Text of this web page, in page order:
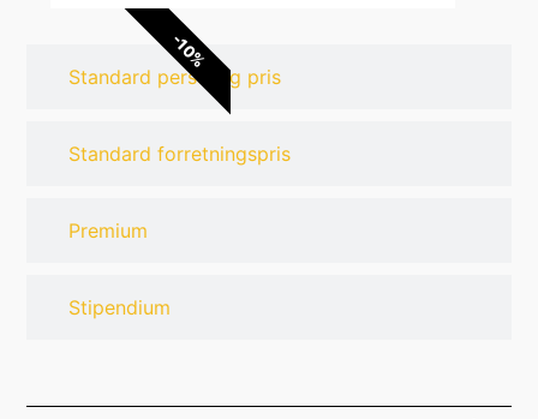
Standard personlig pris
Standard forretningspris
Premium
Stipendium
-10%